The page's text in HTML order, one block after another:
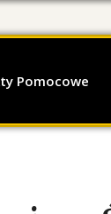
Pomocowe